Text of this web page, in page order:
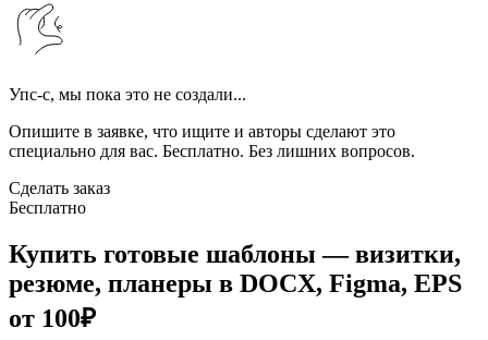
Упс-с, мы пока это не создали...
Опишите в заявке, что ищите и авторы сделают это
специально для вас. Бесплатно. Без лишних вопросов.
Сделать заказ
Бесплатно
Купить готовые шаблоны — визитки,
резюме, планеры в DOCX, Figma, EPS
от 100₽